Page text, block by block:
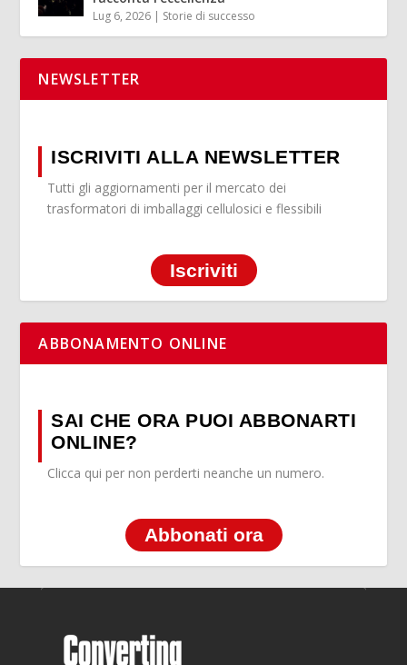
Lug 6, 2026 | Storie di successo
NEWSLETTER
ISCRIVITI ALLA NEWSLETTER
Tutti gli aggiornamenti per il mercato dei
trasformatori di imballaggi cellulosici e flessibili
Iscriviti
ABBONAMENTO ONLINE
SAI CHE ORA PUOI ABBONARTI
ONLINE?
Clicca qui per non perderti neanche un numero.
Abbonati ora